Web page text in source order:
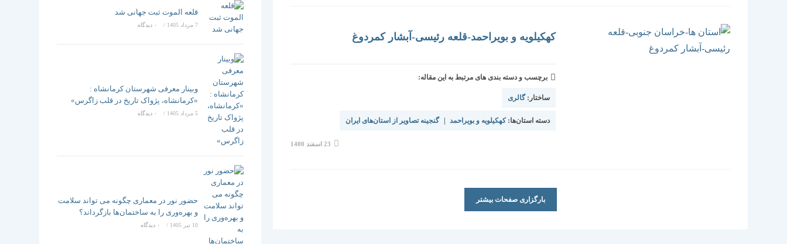
کهکیلویه و بویراحمد-قلعه رئیسی-آبشار کمردوغ
برچسب و دسته بندی های مرتبط به این مقاله:
ساختار:گالری
دسته استان‌ها:کهکیلویه و بویراحمد گنجینه تصاویر از استان‌های ایران
نوشته
23 اسفند 1400
بارگزاری صفحات بیشتر
قلعه الموت ثبت جهانی شد
7 مرداد 1405 / ۰ دیدگاه
وبینار معرفی شهرستان کرمانشاه :
«کرمانشاه، پژواک تاریخ در قلب زاگرس»
5 مرداد 1405 / ۰ دیدگاه
حضور نور در معماری چگونه می تواند سلامت
و بهره‌وری را به ساختمان‌ها بازگرداند؟
10 تیر 1405 / ۰ دیدگاه